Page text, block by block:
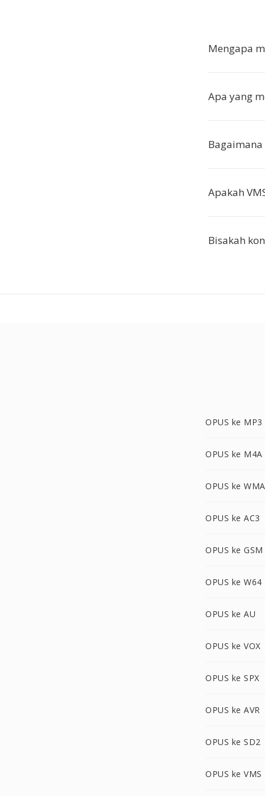
Mengapa
Apa yang
Bagaimana
Apakah
Bisakah
OPUS ke MP3
OPUS ke M4A
OPUS ke WMA
OPUS ke AC3
OPUS ke GSM
OPUS ke W64
OPUS ke AU
OPUS ke VOX
OPUS ke SPX
OPUS ke AVR
OPUS ke SD2
OPUS ke VMS